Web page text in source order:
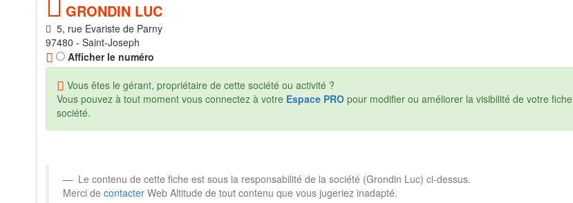
GRONDIN LUC
5, rue Evariste de Parny
97480 - Saint-Joseph
Afficher le numéro
Vous êtes le gérant, propriétaire de cette société ou activité ?
Vous pouvez à tout moment vous connectez à votre Espace PRO pour modifier ou améliorer la visibilité de votre fiche
société.
Le contenu de cette fiche est sous la responsabilité de la société (Grondin Luc) ci-dessus.
Merci de contacter Web Altitude de tout contenu que vous jugeriez inadapté.